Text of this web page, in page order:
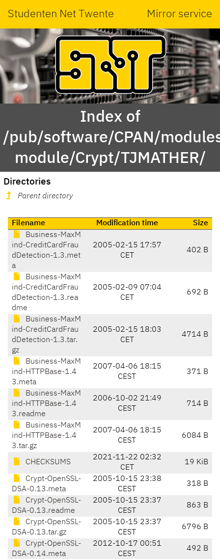
Studenten Net Twente Mirror service
Index of
/pub/software/CPAN/
module/Crypt/TJMATHER/
Directories
Parent directory
Filename Modification time
Size
Business-MaxM
ind-CreditCardFrau
dDetection-1.3.met
a
2005-02-15 17:57
CET
402 B
Business-MaxM
ind-CreditCardFrau
dDetection-1.3.rea
dme
2005-02-09 07:04
CET
692 B
Business-MaxM
ind-CreditCardFrau
dDetection-1.3.tar.
gz
2005-02-15 18:03
CET
4714 B
Business-MaxM
ind-HTTPBase-1.4
3.meta
2007-04-06 18:15
CEST
371 B
Business-MaxM
ind-HTTPBase-1.4
3.readme
2006-10-02 21:49
CEST
714 B
Business-MaxM
ind-HTTPBase-1.4
3.tar.gz
2007-04-06 18:15
CEST
6084 B
CHECKSUMS
2021-11-22 02:32
CET
19 KiB
Crypt-OpenSSL-
DSA-0.13.meta
2005-10-15 23:38
CEST
318 B
Crypt-OpenSSL-
DSA-0.13.readme
2005-10-15 23:37
CEST
863 B
Crypt-OpenSSL-
DSA-0.13.tar.gz
2005-10-15 23:37
CEST
6796 B
Crypt-OpenSSL-
DSA-0.14.meta
2012-10-17 00:51
CEST
492 B